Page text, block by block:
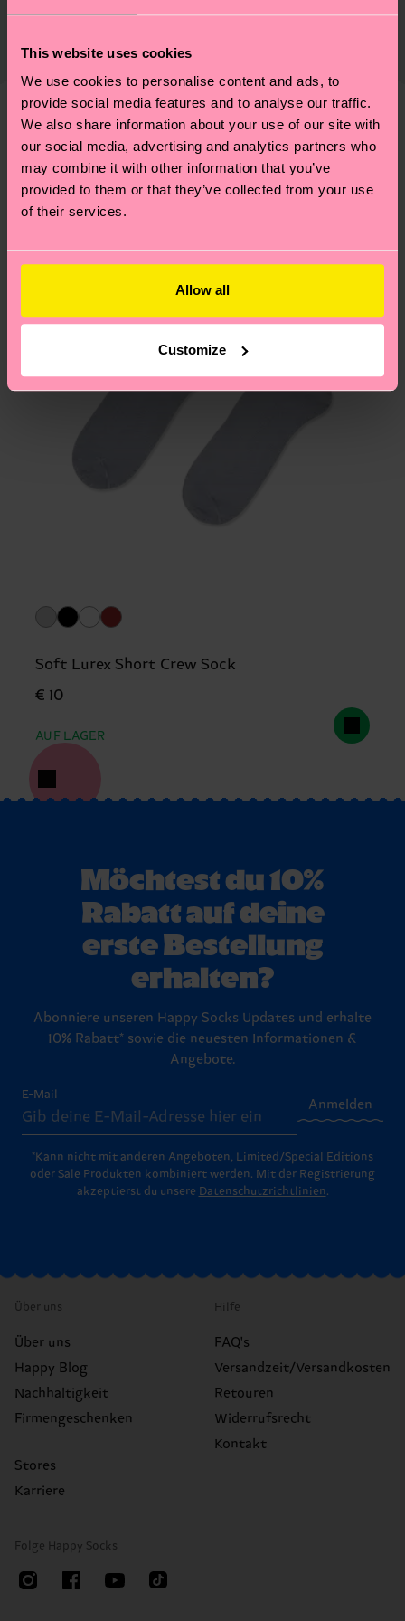
This website uses cookies
We use cookies to personalise content and ads, to
provide social media features and to analyse our traffic.
We also share information about your use of our site with
our social media, advertising and analytics partners who
may combine it with other information that you’ve
provided to them or that they’ve collected from your use
of their services.
Allow all
Customize
Elastane
Zertifizierungen – es geht auch um eine ethische
richtige Pflege von Socken und VIELES MEHR!
Weitere Informationen sowie Tipps und Tricks
findest du auf unsererNachhaltigkeitsseite.
ab und unsere länderspezifische Versandübersicht
findest duhier . Die Lieferzeit beginnt sobald
deine Bestellung versandt wurde. Bitte bedenke,
dass es sich hierbei um einen Richtwert handelt
und die genaue Lieferzeit von der lokalen Post in
deinem Land abhängt.
Du hast Fragen zu einer Retoure? In unserem
am häufigsten gestellten Fragen.
Ähnliche muster
Neuheit
Soft Lurex Short Crew Sock
€ 10
AUF LAGER
Möchtest du 10%
Rabatt auf deine
erste Bestellung
erhalten?
Abonniere unseren Happy Socks Updates und erhalte
10% Rabatt* sowie die neuesten Informationen &
Angebote.
E-Mail
Anmelden
*Kann nicht mit anderen Angeboten, Limited/Special Editions
oder Sale Produkten kombiniert werden. Mit der Registrierung
akzeptierst du unsere Datenschutzrichtlinien.
Über uns
Über uns
Happy Blog
Nachhaltigkeit
Firmengeschenken
Stores
Karriere
Hilfe
FAQ's
Versandzeit/Versandkosten
Retouren
Widerrufsrecht
Kontakt
Folge Happy Socks